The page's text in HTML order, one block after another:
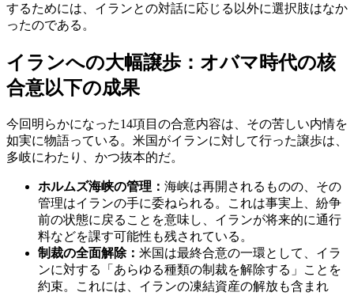
するためには、イランとの対話に応じる以外に選択肢はなか
ったのである。
イランへの大幅譲歩：オバマ時代の核
合意以下の成果
今回明らかになった14項目の合意内容は、その苦しい内情を
如実に物語っている。米国がイランに対して行った譲歩は、
多岐にわたり、かつ抜本的だ。
ホルムズ海峡の管理： 海峡は再開されるものの、その
管理はイランの手に委ねられる。これは事実上、紛争
前の状態に戻ることを意味し、イランが将来的に通行
料などを課す可能性も残されている。
制裁の全面解除： 米国は最終合意の一環として、イラ
ンに対する「あらゆる種類の制裁を解除する」ことを
約束。これには、イランの凍結資産の解放も含まれ